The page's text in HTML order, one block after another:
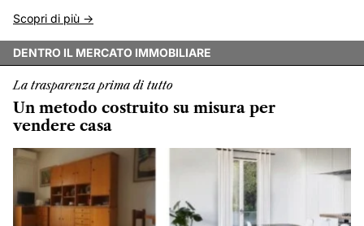
Scopri di più ->
DENTRO IL MERCATO IMMOBILIARE
La trasparenza prima di tutto
Un metodo costruito su misura per
vendere casa